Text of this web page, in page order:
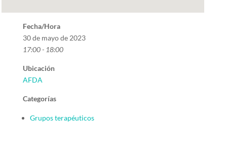
Fecha/Hora
30 de mayo de 2023
17:00 - 18:00
Ubicación
AFDA
Categorías
Grupos terapéuticos